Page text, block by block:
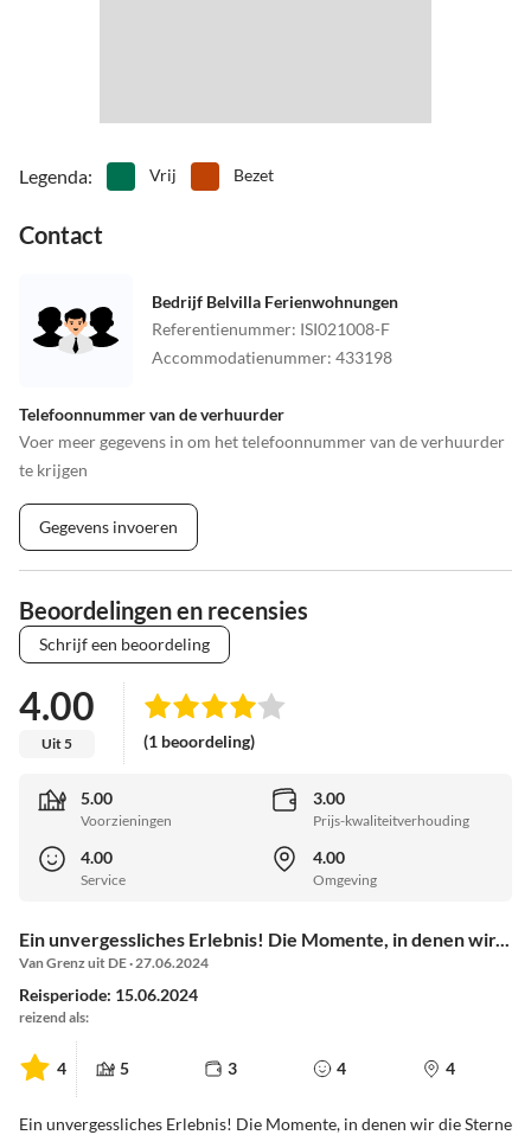
Legenda: Vrij Bezet
Contact
Bedrijf Belvilla Ferienwohnungen
Referentienummer: ISI021008-F
Accommodatienummer: 433198
Telefoonnummer van de verhuurder
Voer meer gegevens in om het telefoonnummer van de verhuurder
te krijgen
Gegevens invoeren
Beoordelingen en recensies
Schrijf een beoordeling
4.00
Uit 5 (1 beoordeling)
5.00
Voorzieningen
3.00
Prijs-kwaliteitverhouding
4.00
Service
4.00
Omgeving
Ein unvergessliches Erlebnis! Die Momente, in denen wir...
Van Grenz uit DE · 27.06.2024
Reisperiode: 15.06.2024
reizend als:
4 5 3 4 4
Ein unvergessliches Erlebnis! Die Momente, in denen wir die Sterne